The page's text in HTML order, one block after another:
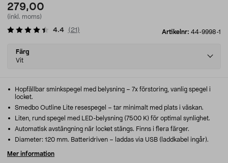
279,00
(inkl. moms)
Artikelnr: 44-9998-1
4.4 ( 21 )
Select
variant
Färg
Vit
Hopfällbar sminkspegel med belysning – 7x förstoring, vanlig spegel i
locket.
Smedbo Outline Lite resespegel – tar minimalt med plats i väskan.
Liten, rund spegel med LED-belysning (7500 K) för optimal synlighet.
Automatisk avstängning när locket stängs. Finns i flera färger.
Diameter: 120 mm. Batteridriven – laddas via USB (laddkabel ingår).
Mer information